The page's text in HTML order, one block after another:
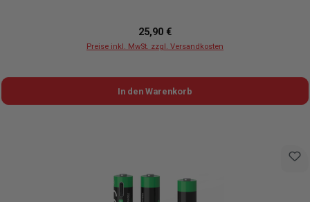
Regulärer Preis:
25,90 €
Preise inkl. MwSt. zzgl. Versandkosten
In den Warenkorb